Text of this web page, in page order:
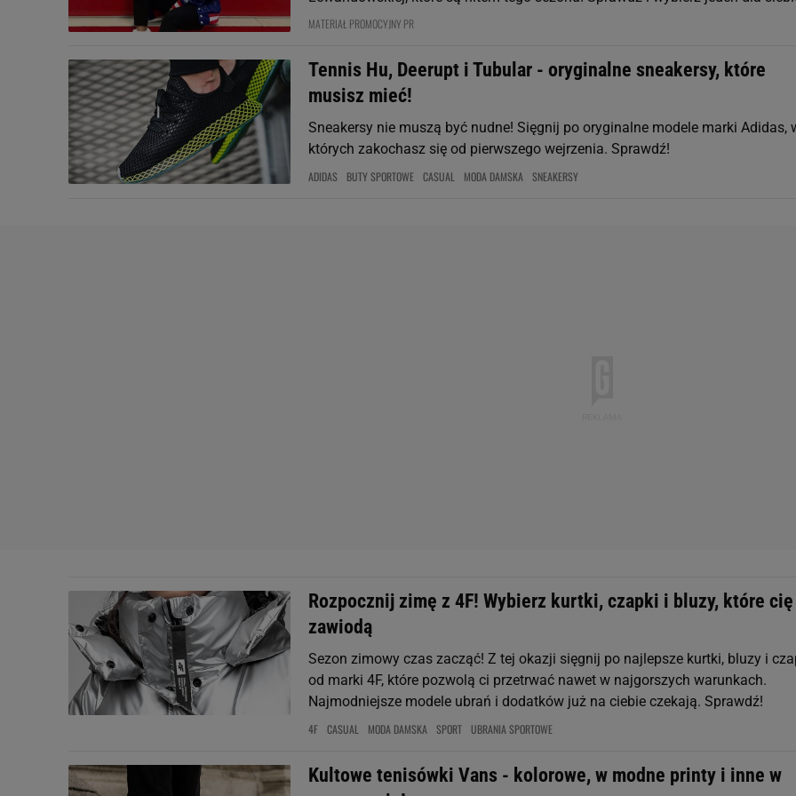
MATERIAŁ PROMOCYJNY PR
Tennis Hu, Deerupt i Tubular - oryginalne sneakersy, które
musisz mieć!
Sneakersy nie muszą być nudne! Sięgnij po oryginalne modele marki Adidas,
których zakochasz się od pierwszego wejrzenia. Sprawdź!
ADIDAS BUTY SPORTOWE CASUAL MODA DAMSKA SNEAKERSY
Rozpocznij zimę z 4F! Wybierz kurtki, czapki i bluzy, które
zawiodą
Sezon zimowy czas zacząć! Z tej okazji sięgnij po najlepsze kurtki, bluzy i
od marki 4F, które pozwolą ci przetrwać nawet w najgorszych warunkach.
Najmodniejsze modele ubrań i dodatków już na ciebie czekają. Sprawdź!
4F CASUAL MODA DAMSKA SPORT UBRANIA SPORTOWE
Kultowe tenisówki Vans - kolorowe, w modne printy i inne w